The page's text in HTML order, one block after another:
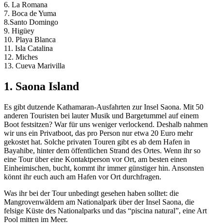
6. La Romana
7. Boca de Yuma
8.Santo Domingo
9. Higüey
10. Playa Blanca
11. Isla Catalina
12. Miches
13. Cueva Marivilla
1. Saona Island
Es gibt dutzende Kathamaran-Ausfahrten zur Insel Saona. Mit 50
anderen Touristen bei lauter Musik und Bargetummel auf einem
Boot festsitzen? War für uns weniger verlockend. Deshalb nahmen
wir uns ein Privatboot, das pro Person nur etwa 20 Euro mehr
gekostet hat. Solche privaten Touren gibt es ab dem Hafen in
Bayahibe, hinter dem öffentlichen Strand des Ortes. Wenn ihr so
eine Tour über eine Kontaktperson vor Ort, am besten einen
Einheimischen, bucht, kommt ihr immer günstiger hin. Ansonsten
könnt ihr euch auch am Hafen vor Ort durchfragen.
Was ihr bei der Tour unbedingt gesehen haben solltet: die
Mangrovenwäldern am Nationalpark über der Insel Saona, die
felsige Küste des Nationalparks und das “piscina natural”, eine Art
Pool mitten im Meer.